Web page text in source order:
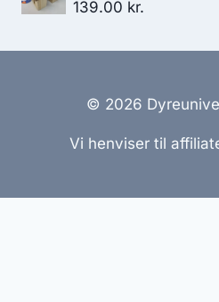
139.00 kr.
© 2026
Vi henviser til